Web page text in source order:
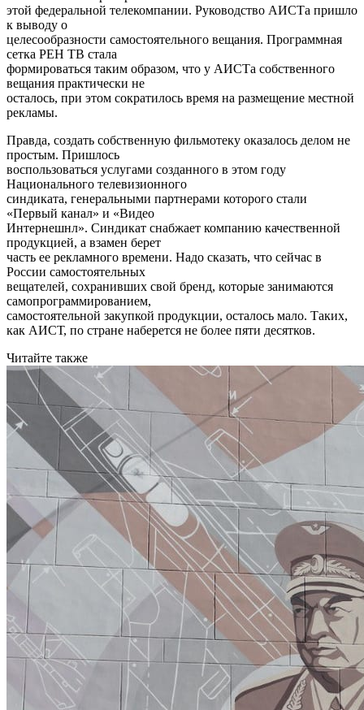
этой федеральной телекомпании. Руководство АИСТа пришло
к выводу о
целесообразности самостоятельного вещания. Программная
сетка РЕН ТВ стала
формироваться таким образом, что у АИСТа собственного
вещания практически не
осталось, при этом сократилось время на размещение местной
рекламы.
Правда, создать собственную фильмотеку оказалось делом не
простым. Пришлось
воспользоваться услугами созданного в этом году
Национального телевизионного
синдиката, генеральными партнерами которого стали
«Первый канал» и «Видео
Интернешнл». Синдикат снабжает компанию качественной
продукцией, а взамен берет
часть ее рекламного времени. Надо сказать, что сейчас в
России самостоятельных
вещателей, сохранивших свой бренд, которые занимаются
самопрограммированием,
самостоятельной закупкой продукции, осталось мало. Таких,
как АИСТ, по стране наберется не более пяти десятков.
Читайте также